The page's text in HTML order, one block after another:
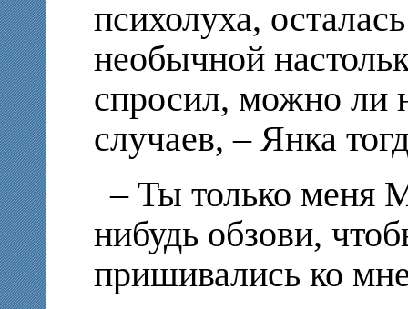
психолуха,
необычной
спросил, можно ли
случаев, – Янка
– Ты только меня
нибудь обзови,
пришивались ко